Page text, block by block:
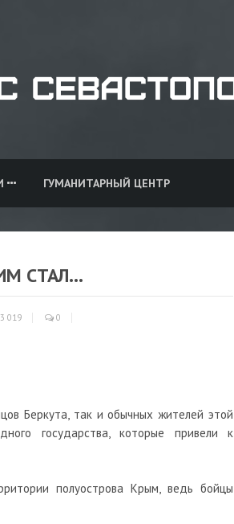
ГУМАНИТАРНЫЙ ЦЕНТР
СТАЛ...
019 0
Беркута, так и обычных жителей этой
государства, которые привели к
полуострова Крым, ведь бойцы